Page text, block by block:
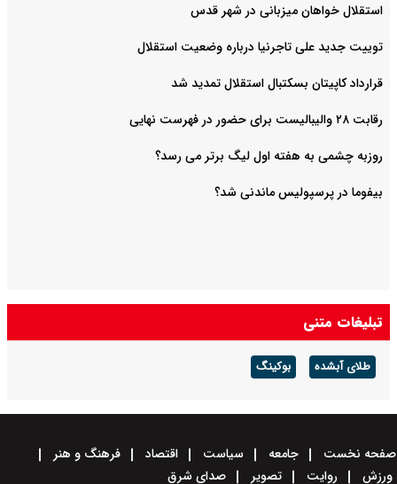
استقلال خواهان میزبانی در شهر قدس
توییت جدید علی تاجرنیا درباره وضعیت استقلال
قرارداد کاپیتان بسکتبال استقلال تمدید شد
رقابت ۲۸ والیبالیست برای حضور در فهرست نهایی
روزبه چشمی به هفته اول لیگ برتر می رسد؟
بیفوما در پرسپولیس ماندنی شد؟
تبلیغات متنی
طلای آبشده بوکینگ
صفحه نخست جامعه سیاست اقتصاد
فرهنگ و هنر
ورزش
روایت تصویر صدای شرق